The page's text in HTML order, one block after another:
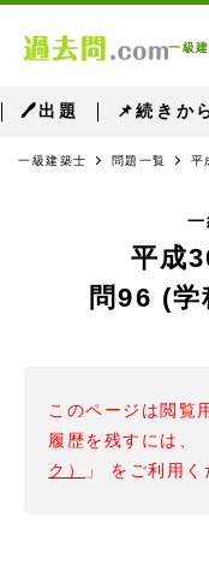
一級
🖊出題 📌続きか
一級建築士 問題一覧 平
平成
問96 (
このページは閲覧
履歴を残すには、
ク）
」 をご利用く